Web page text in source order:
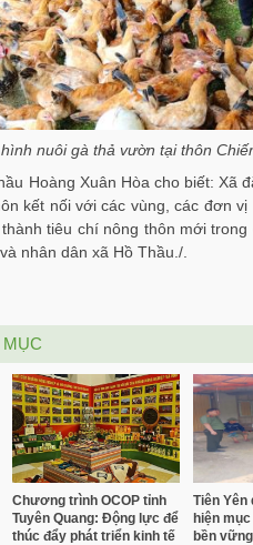
nuôi gà thả vườn tại thôn
Hoàng Xuân Hòa cho biết: Xã
kết nối với các vùng, các đơn
tiêu chí nông thôn mới
nhân dân xã Hồ Thầu./.
Chương trình OCOP tỉnh
Tuyên Quang: Động lực để
thúc đẩy phát triển kinh tế
Tiên
hiện
bền